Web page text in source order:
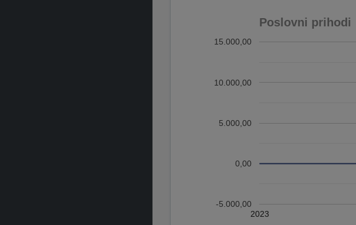
Poslovni prihodi
2023
-5.000,00
0,00
5.000,00
10.000,00
15.000,00